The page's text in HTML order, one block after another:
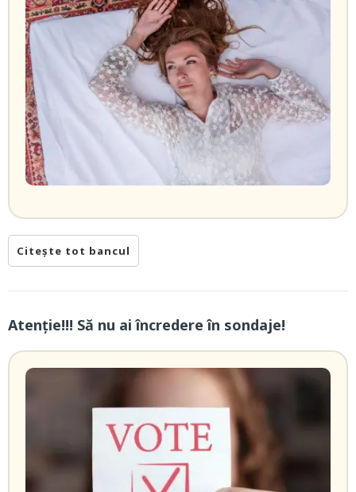
Citește tot bancul
Atenție!!! Să nu ai încredere în sondaje!